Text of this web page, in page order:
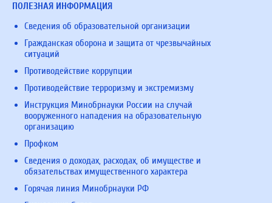
ПОЛЕЗНАЯ ИНФОРМАЦИЯ
Сведения об образовательной организации
Гражданская оборона и защита от чрезвычайных
ситуаций
Противодействие коррупции
Противодействие терроризму и экстремизму
Инструкция Минобрнауки России на случай
вооруженного нападения на образовательную
организацию
Профком
Сведения о доходах, расходах, об имуществе и
обязательствах имущественного характера
Горячая линия Минобрнауки РФ